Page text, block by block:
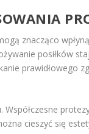
znacząco
posiłków
prawidłowego
cieszyć się